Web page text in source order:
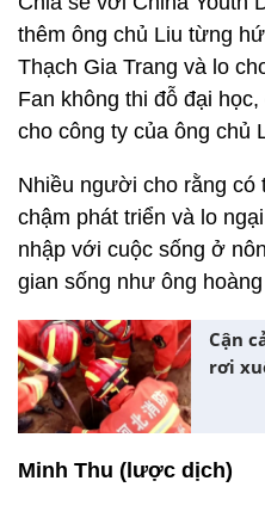
thêm ông chủ Liu từng
Thạch Gia Trang và lo
Fan không thi đỗ đại
cho công ty của ông chủ
Nhiều người cho rằng có
chậm phát triển và lo
nhập với cuộc sống ở
gian sống như ông
Cận
rơi
Minh Thu (lược dịch)